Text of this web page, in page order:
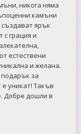
никога няма
камъни
ярък
грация и
естествени
и желана.
за
уникат! Такъв
Добре дошли в